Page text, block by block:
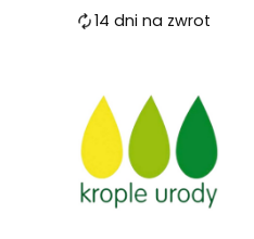
14 dni na zwrot